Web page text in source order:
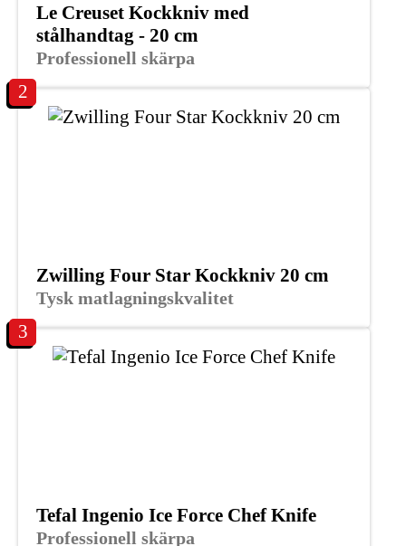
Professionell skärpa
Le Creuset Kockkniv med
stålhandtag - 20 cm
2
Tysk matlagningskvalitet
Zwilling Four Star Kockkniv 20 cm
3
Professionell skärpa
Tefal Ingenio Ice Force Chef Knife